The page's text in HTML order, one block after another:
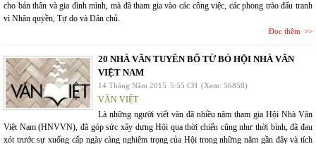
cho bản thân và gia đình mình, mà đã tham gia vào các công việc, các phong trào đấu tranh
vì Nhân quyền, Tự do và Dân chủ.
Đọc thêm
20 NHÀ VĂN TUYÊN BỐ TỪ BỎ HỘI NHÀ VĂN
VIỆT NAM
14 Tháng Năm 2015 5:55 CH (Xem: 56858)
VĂN VIỆT
Là những người viết văn đã nhiều năm tham gia Hội Nhà Văn
Việt Nam (HNVVN), đã góp sức xây dựng Hội qua thời chiến cũng như thời bình, đã đau
xót trước sự xuống cấp ngày càng nghiêm trọng của Hội trong những năm gần đây và tích